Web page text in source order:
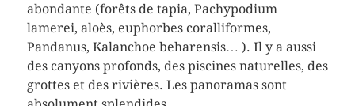
abondante (forêts de tapia, Pachypodium
lamerei, aloès, euphorbes coralliformes,
Pandanus, Kalanchoe beharensis… ). Il y a aussi
des canyons profonds, des piscines naturelles, des
grottes et des rivières. Les panoramas sont